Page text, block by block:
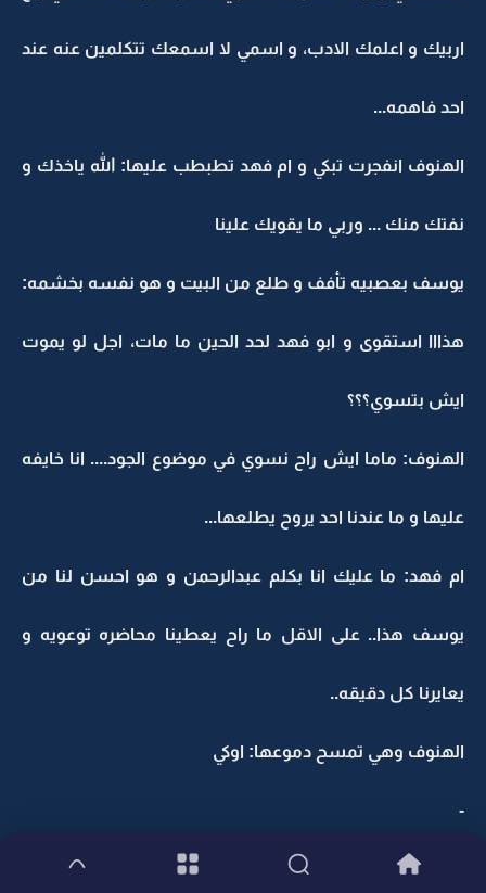
اربيك و اعلمك الادب، و اسمي لا اسمعك تتكلمين عنه عند
احد فاهمه...
الهنوف انفجرت تبكي و ام فهد تطبطب عليها: الله ياخذك و
نفتك منك ... وربي ما يقويك علينا
يوسف بعصبيه تأفف و طلع من البيت و هو نفسه بخشمه:
هذااا استقوى و ابو فهد لحد الحين ما مات، اجل لو يموت
ايش بتسوي؟؟؟
الهنوف: ماما ايش راح نسوي في موضوع الجود.... انا خايفه
عليها و ما عندنا احد يروح يطلعها...
ام فهد: ما عليك انا بكلم عبدالرحمن و هو احسن لنا من
يوسف هذا.. على الاقل ما راح يعطينا محاضره توعويه و
يعايرنا كل دقيقه..
الهنوف وهي تمسح دموعها: اوكي
-